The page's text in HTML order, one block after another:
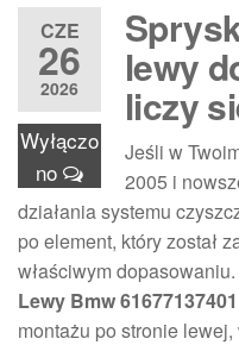
CZE
26
2026
Wyłączo
no
lewy
liczy
Jeśli w
2005 i
działania systemu
po element, który został
właściwym dopasowaniu.
Lewy Bmw 61677137401
montażu po stronie